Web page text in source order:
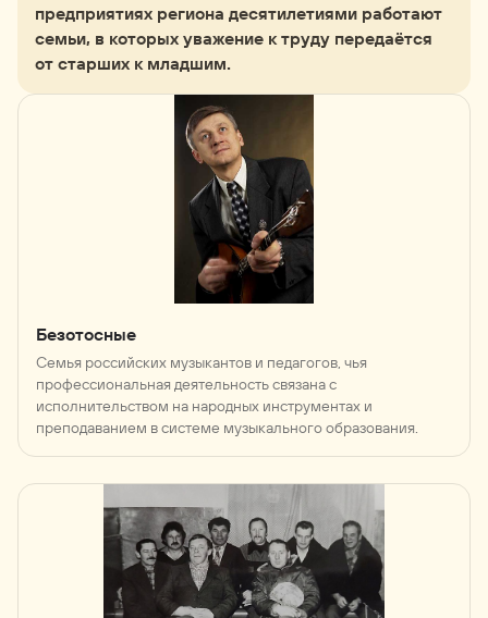
предприятиях региона десятилетиями работают
семьи, в которых уважение к труду передаётся
от старших к младшим.
Безотосные
Семья российских музыкантов и педагогов, чья
профессиональная деятельность связана с
исполнительством на народных инструментах и
преподаванием в системе музыкального образования.